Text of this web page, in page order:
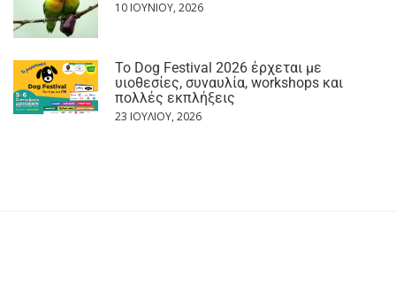
10 ΙΟΥΝΊΟΥ, 2026
Το Dog Festival 2026 έρχεται με
υιοθεσίες, συναυλία, workshops και
πολλές εκπλήξεις
23 ΙΟΥΛΊΟΥ, 2026